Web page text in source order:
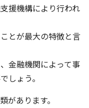
援機構により行われ
とが最大の特徴と言
金融機関によって事
しょう。
があります。